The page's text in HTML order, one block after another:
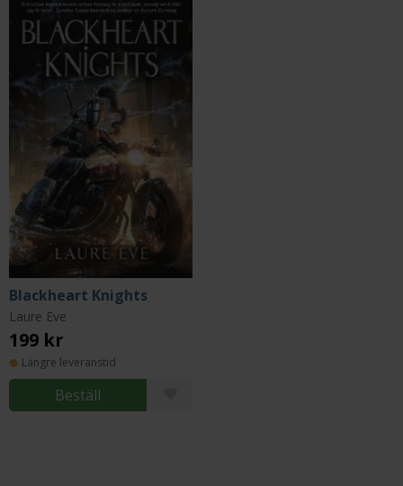
Blackheart Knights
Laure Eve
199 kr
Längre leveranstid
Beställ